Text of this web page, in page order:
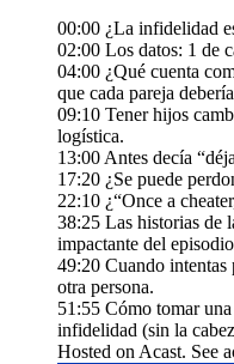
00:00 ¿La infidelidad
02:00 Los datos: 1 de
04:00 ¿Qué cuenta
que cada pareja
09:10 Tener hijos
logística.
13:00 Antes decía
17:20 ¿Se puede
22:10 ¿“Once a
38:25 Las historias de
impactante del
49:20 Cuando
otra persona.
51:55 Cómo tomar
infidelidad (sin la
Hosted on Acast. See